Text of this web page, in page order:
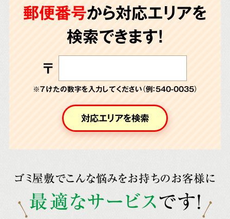
郵便番号から対応エリアを
検索できます!
〒
※７けたの数字を入力してください（例：540-0035）
対応エリアを検索
ゴミ屋敷でこんな悩みをお持ちのお客様に
最適なサービスです!